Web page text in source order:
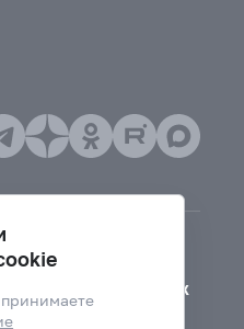
для слабовидящих